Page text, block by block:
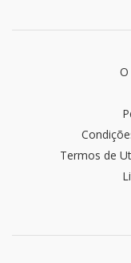
Termos de